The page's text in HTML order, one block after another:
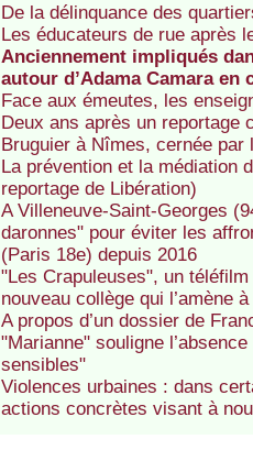
De la délinquance des
Les éducateurs de rue après
Anciennement impliqués
autour d’Adama Camara
Face aux émeutes, les
Deux ans après un reportage
Bruguier à Nîmes, cernée par
La prévention et la médiation
reportage de Libération)
A Villeneuve-Saint-Georges
daronnes" pour éviter les
(Paris 18e) depuis 2016
"Les Crapuleuses", un
nouveau collège qui l’amène
A propos d’un dossier de
"Marianne" souligne
sensibles"
Violences urbaines : dans
actions concrètes visant à